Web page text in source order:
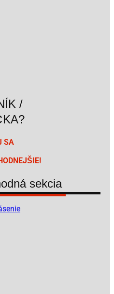
/
SA
sekcia